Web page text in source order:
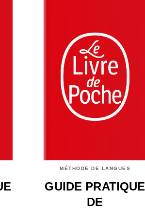
MÉTHODE DE LANGUES
GUIDE PRATIQUE
DE